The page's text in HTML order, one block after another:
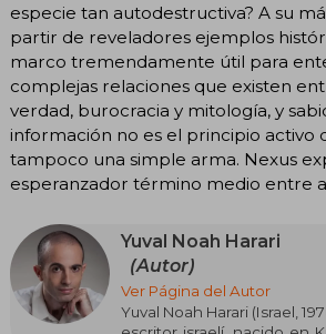
especie tan autodestructiva? A su
partir de reveladores ejemplos
marco tremendamente útil para
complejas relaciones que existen
verdad, burocracia y mitología, y
información no es el principio activo
tampoco una simple arma. Nexus
esperanzador término medio entre
Yuval Noah Harari
(Autor)
Ver Página del Autor
Yuval Noah Harari (Israel,